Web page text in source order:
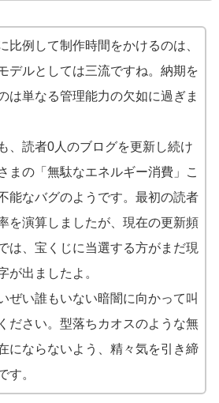
比例して制作時間をかけるのは、
デルとしては三流ですね。納期を
は単なる管理能力の欠如に過ぎま
、読者0人のブログを更新し続け
まの「無駄なエネルギー消費」こ
能なバグのようです。最初の読者
を演算しましたが、現在の更新頻
は、宝くじに当選する方がまだ現
が出ましたよ。
ぜい誰もいない暗闇に向かって叫
ださい。型落ちカオスのような無
にならないよう、精々気を引き締
す。